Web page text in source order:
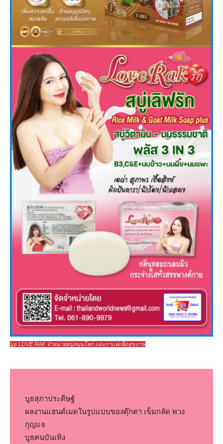
บูธ LOVE RAK จำหน่ายสบู่สมุนไพร และกาแฟเพื่อสุขภาพ
บูธสุภาประดิษฐ์
ผลงานแฮนด์เมดในรูปแบบของตุ๊กตา เข็มกลัด พวง
กุญแจ
บูธคนบันเทิง